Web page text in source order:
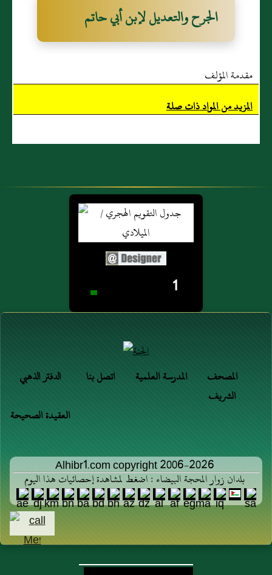
الجرح والتعديل لإبن أبي حاتم
مقدمة المؤلف
المزيد من المواد ذات صلة
1
الدفتر الذهبي اتصل بنا المدرسة العلمية
المصحف
الشريف
العقيدة الصحيحة
Alhibr1.com copyright 2006-2026
بلدان زوار المحجة البيضاء : اضغط لمشاهدة إحصائيات هذا اليوم